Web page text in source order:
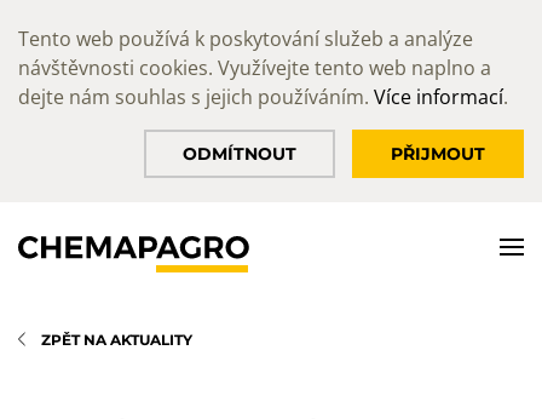
Tento web používá k poskytování služeb a analýze
návštěvnosti cookies. Využívejte tento web naplno a
dejte nám souhlas s jejich používáním. Více informací.
ODMÍTNOUT PŘIJMOUT
ZPĚT NA AKTUALITY